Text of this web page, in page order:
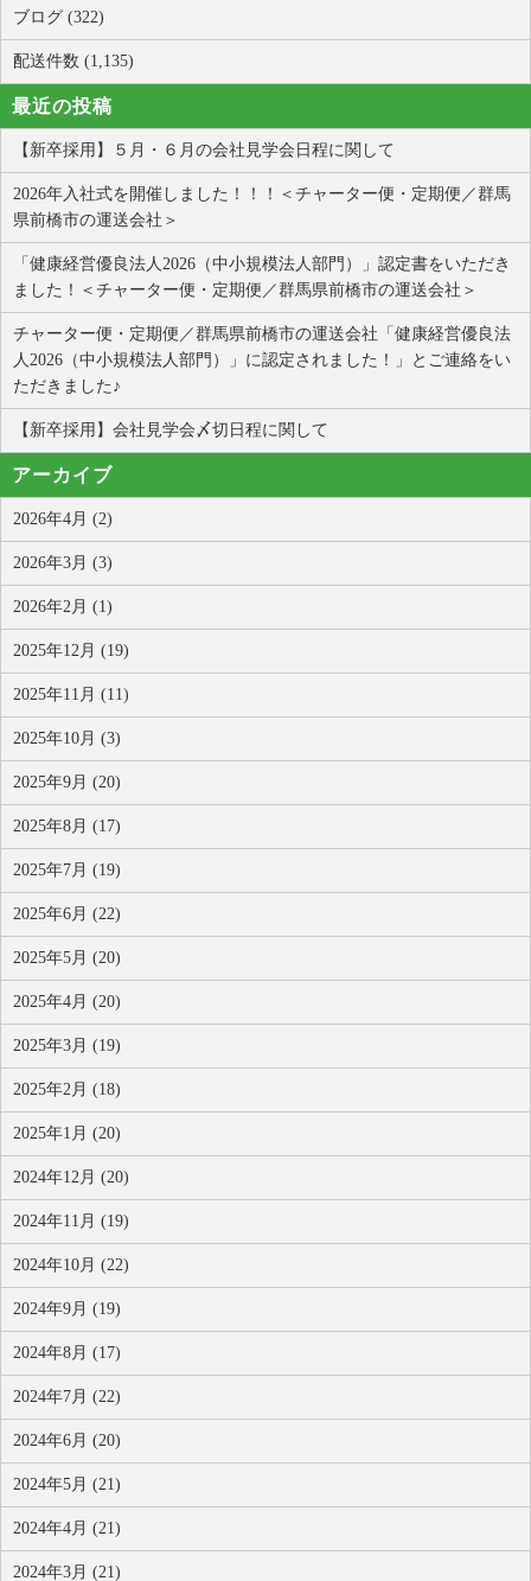
ブログ (322)
配送件数 (1,135)
最近の投稿
【新卒採用】５月・６月の会社見学会日程に関して
2026年入社式を開催しました！！！＜チャーター便・定期便／群馬
県前橋市の運送会社＞
「健康経営優良法人2026（中小規模法人部門）」認定書をいただき
ました！＜チャーター便・定期便／群馬県前橋市の運送会社＞
チャーター便・定期便／群馬県前橋市の運送会社「健康経営優良法
人2026（中小規模法人部門）」に認定されました！」とご連絡をい
ただきました♪
【新卒採用】会社見学会〆切日程に関して
アーカイブ
2026年4月 (2)
2026年3月 (3)
2026年2月 (1)
2025年12月 (19)
2025年11月 (11)
2025年10月 (3)
2025年9月 (20)
2025年8月 (17)
2025年7月 (19)
2025年6月 (22)
2025年5月 (20)
2025年4月 (20)
2025年3月 (19)
2025年2月 (18)
2025年1月 (20)
2024年12月 (20)
2024年11月 (19)
2024年10月 (22)
2024年9月 (19)
2024年8月 (17)
2024年7月 (22)
2024年6月 (20)
2024年5月 (21)
2024年4月 (21)
2024年3月 (21)